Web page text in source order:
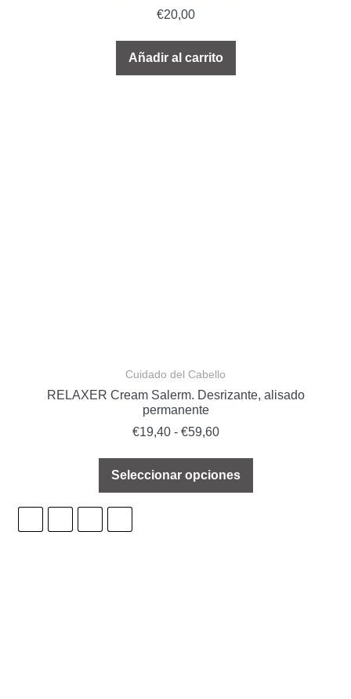
€20,00
Añadir al carrito
Cuidado del Cabello
RELAXER Cream Salerm. Desrizante, alisado
permanente
€19,40 - €59,60
Seleccionar opciones